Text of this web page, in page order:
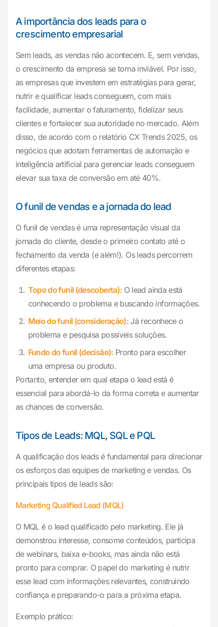
A importância dos leads para o
crescimento empresarial
Sem leads, as vendas não acontecem. E, sem vendas,
o crescimento da empresa se torna inviável. Por isso,
as empresas que investem em estratégias para gerar,
nutrir e qualificar leads conseguem, com mais
facilidade, aumentar o faturamento, fidelizar seus
clientes e fortalecer sua autoridade no mercado. Além
disso, de acordo com o relatório CX Trends 2025, os
negócios que adotam ferramentas de automação e
inteligência artificial para gerenciar leads conseguem
elevar sua taxa de conversão em até 40%.
O funil de vendas e a jornada do lead
O funil de vendas é uma representação visual da
jornada do cliente, desde o primeiro contato até o
fechamento da venda (e além!). Os leads percorrem
diferentes etapas:
Topo do funil (descoberta): O lead ainda está
conhecendo o problema e buscando informações.
Meio do funil (consideração): Já reconhece o
problema e pesquisa possíveis soluções.
Fundo do funil (decisão): Pronto para escolher
uma empresa ou produto.
Portanto, entender em qual etapa o lead está é
essencial para abordá-lo da forma correta e aumentar
as chances de conversão.
Tipos de Leads: MQL, SQL e PQL
A qualificação dos leads é fundamental para direcionar
os esforços das equipes de marketing e vendas. Os
principais tipos de leads são:
Marketing Qualified Lead (MQL)
O MQL é o lead qualificado pelo marketing. Ele já
demonstrou interesse, consome conteúdos, participa
de webinars, baixa e-books, mas ainda não está
pronto para comprar. O papel do marketing é nutrir
esse lead com informações relevantes, construindo
confiança e preparando-o para a próxima etapa.
Exemplo prático: